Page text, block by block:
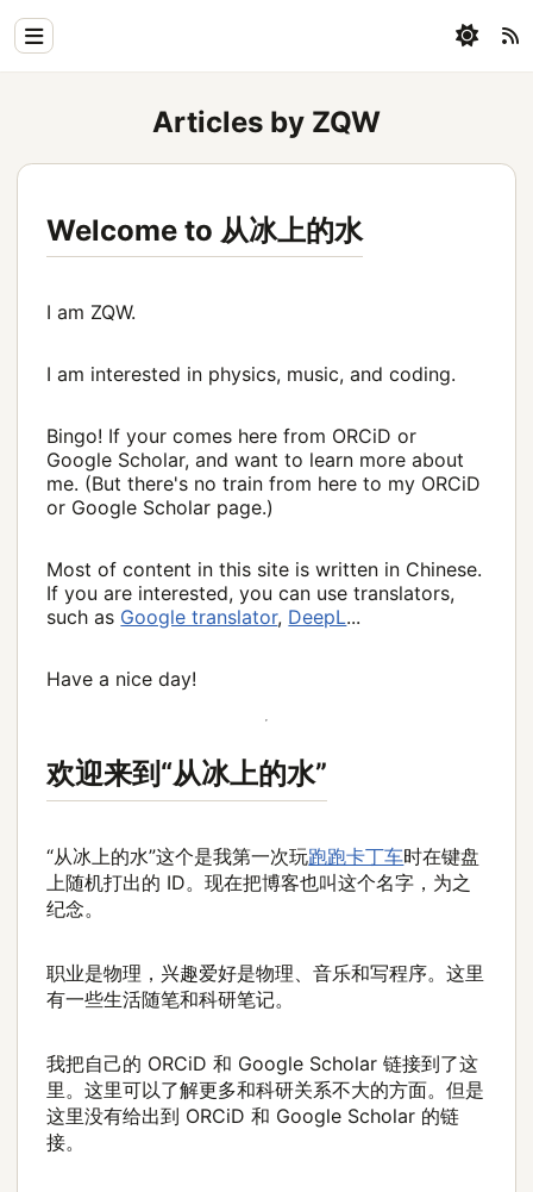
Coding
All
Articles by ZQW
Welcome to 从冰上的水
I am ZQW.
I am interested in physics, music, and coding.
Bingo! If your comes here from ORCiD or
Google Scholar, and want to learn more about
me. (But there's no train from here to my ORCiD
or Google Scholar page.)
Most of content in this site is written in Chinese.
If you are interested, you can use translators,
such as Google translator, DeepL...
Have a nice day!
欢迎来到“从冰上的水”
“从冰上的水”这个是我第一次玩跑跑卡丁车时在键盘
上随机打出的 ID。现在把博客也叫这个名字，为之
纪念。
职业是物理，兴趣爱好是物理、音乐和写程序。这里
有一些生活随笔和科研笔记。
我把自己的 ORCiD 和 Google Scholar 链接到了这
里。这里可以了解更多和科研关系不大的方面。但是
这里没有给出到 ORCiD 和 Google Scholar 的链
接。